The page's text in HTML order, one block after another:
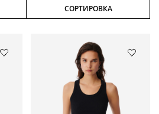
СОРТИРОВКА